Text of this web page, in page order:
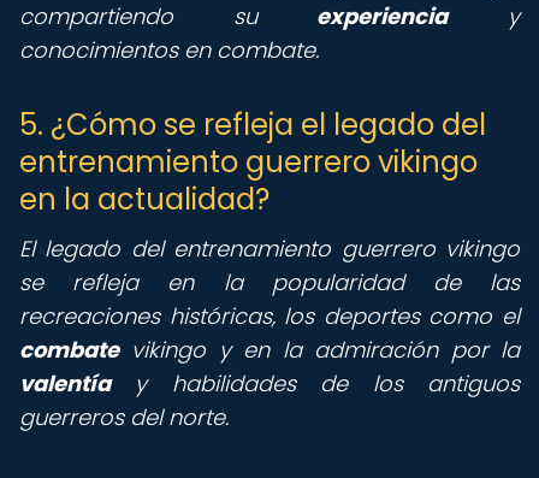
compartiendo su experienciay
conocimientos en combate.
5. ¿Cómo se refleja el legado del
entrenamiento guerrero vikingo
en la actualidad?
El legado del entrenamiento guerrero vikingo
se refleja en la popularidad de las
recreaciones históricas, los deportes como el
combatevikingo y en la admiración por la
valentíay habilidades de los antiguos
guerreros del norte.